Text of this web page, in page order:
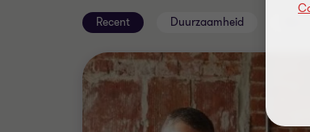
Recent Duurzaamheid